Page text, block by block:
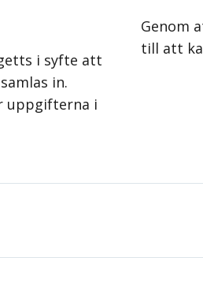
i syfte att
in.
uppgifterna i
Genom
till att